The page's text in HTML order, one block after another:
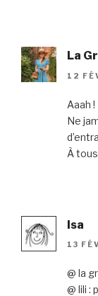
La
12
Aaah !
Ne
À
Isa
13
@ la
@ lili :